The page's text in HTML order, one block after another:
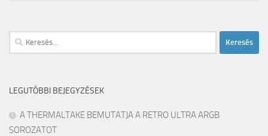
Keresés:
LEGUTÓBBI BEJEGYZÉSEK
A THERMALTAKE BEMUTATJA A RETRO ULTRA ARGB
SOROZATOT